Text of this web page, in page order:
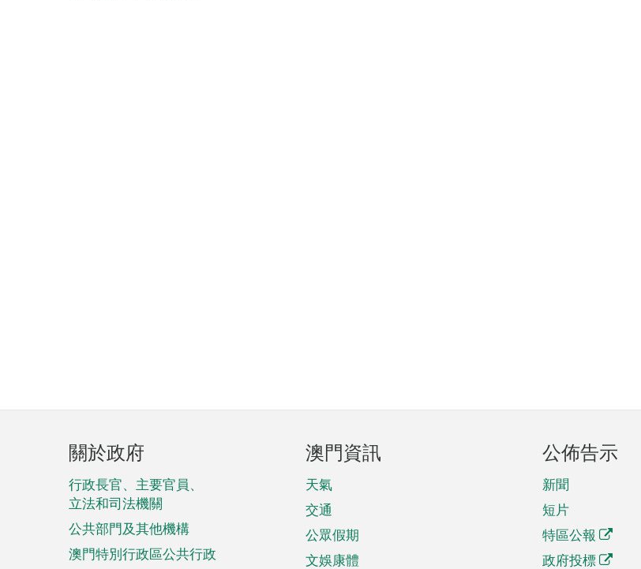
頁
腳
菜
單
關於政府
行政長官、主要官員、
立法和司法機關
公共部門及其他機構
澳門特別行政區公共行政
澳門資訊
天氣
交通
公眾假期
文娛康體
公佈告示
新聞
短片
特區公報
政府投標